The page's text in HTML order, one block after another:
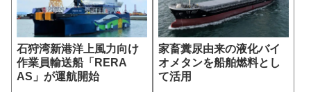
石狩湾新港洋上風力向け
作業員輸送船「RERA
AS」が運航開始
家畜糞尿由来の液化バイ
オメタンを船舶燃料とし
て活用